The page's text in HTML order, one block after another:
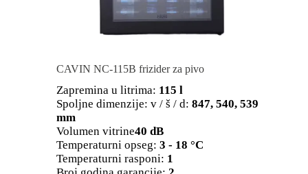
CAVIN NC-115B frizider za pivo
Zapremina u litrima: 115 l
Spoljne dimenzije: v / š / d: 847, 540, 539
mm
Volumen vitrine40 dB
Temperaturni opseg: 3 - 18 °C
Temperaturni rasponi: 1